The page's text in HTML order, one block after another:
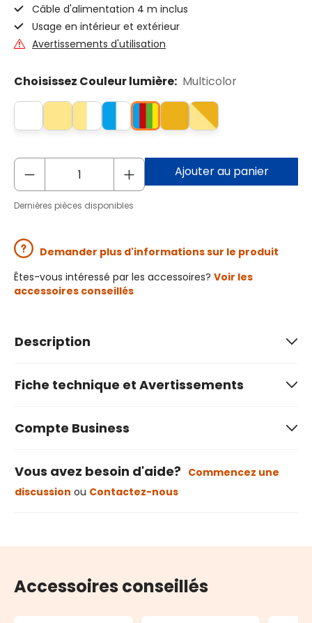
Câble d'alimentation 4 m inclus
Usage en intérieur et extérieur
Avertissements d'utilisation
Choisissez Couleur lumière: Multicolor
Ajouter au panier
Dernières pièces disponibles
Demander plus d'informations sur le produit
Êtes-vous intéressé par les accessoires? Voir les
accessoires conseillés
Description
Fiche technique et Avertissements
Compte Business
Vous avez besoin d'aide? Commencez une
discussion ou Contactez-nous
Accessoires conseillés